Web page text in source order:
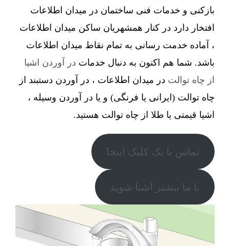
بازکنی و خدمات فنی ساختمان در میدان اطلاعات
افتخار دارد در کنار همشهریان ساکن میدان اطلاعات
، آماده خدمت رسانی به تمام نقاط میدان اطلاعات
باشد. شما هم اکنون به دنبال خدمات در آوردن اشیا
از چاه توالت در میدان اطلاعات ، در آوردن دستبند از
چاه توالت (ایرانی یا فرنگی) و یا در آوردن وسیله ،
اشیا قیمتی یا طلا از چاه توالت هستید.
تماس با یک کلیک اینجا
با ما بیشتر آشنا شوید